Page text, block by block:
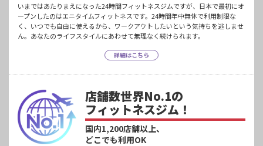
いまではあたりまえになった24時間フィットネスジムですが、日本で最初にオ
ープンしたのはエニタイムフィットネスです。24時間年中無休で利用制限な
く、いつでも自由に使えるから、ワークアウトしたいという気持ちを逃しませ
ん。あなたのライフスタイルにあわせて無理なく続けられます。
詳細はこちら
店舗数世界No.1の
フィットネスジム！
国内1,200店舗以上、
どこでも利用OK